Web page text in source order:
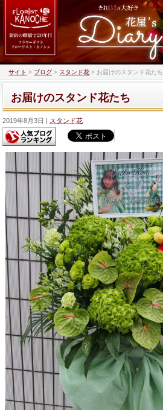
サイト > ブログ > スタンド花 > お届けのスタンド花たち
お届けのスタンド花たち
2019年8月3日 スタンド花